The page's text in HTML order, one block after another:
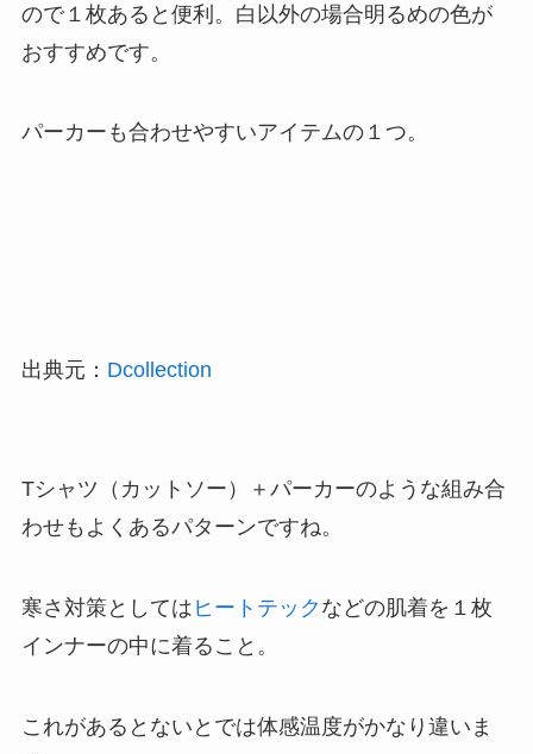
ので１枚あると便利。白以外の場合明るめの色が
おすすめです。
パーカーも合わせやすいアイテムの１つ。
出典元： Dcollection
Tシャツ（カットソー）＋パーカーのような組み合
わせもよくあるパターンですね。
寒さ対策としては ヒートテック などの肌着を１枚
インナーの中に着ること。
これがあるとないとでは体感温度がかなり違いま